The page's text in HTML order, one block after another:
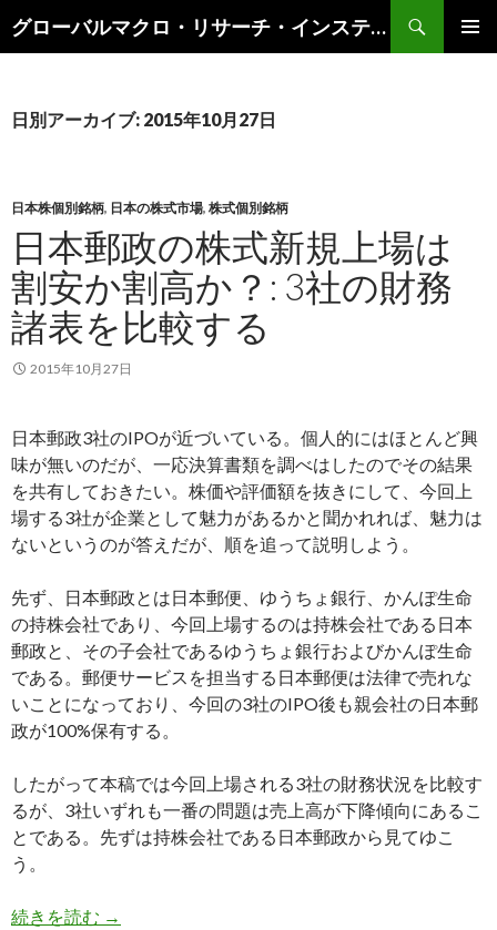
グローバルマクロ・リサーチ・インスティテュート
索
ン
キ
ッ
プ
日別アーカイブ: 2015年10月27日
日本株個別銘柄, 日本の株式市場, 株式個別銘柄
日本郵政の株式新規上場は
割安か割高か？: 3社の財務
諸表を比較する
2015年10月27日
日本郵政3社のIPOが近づいている。個人的にはほとんど興
味が無いのだが、一応決算書類を調べはしたのでその結果
を共有しておきたい。株価や評価額を抜きにして、今回上
場する3社が企業として魅力があるかと聞かれれば、魅力は
ないというのが答えだが、順を追って説明しよう。
先ず、日本郵政とは日本郵便、ゆうちょ銀行、かんぽ生命
の持株会社であり、今回上場するのは持株会社である日本
郵政と、その子会社であるゆうちょ銀行およびかんぽ生命
である。郵便サービスを担当する日本郵便は法律で売れな
いことになっており、今回の3社のIPO後も親会社の日本郵
政が100%保有する。
したがって本稿では今回上場される3社の財務状況を比較す
るが、3社いずれも一番の問題は売上高が下降傾向にあるこ
とである。先ずは持株会社である日本郵政から見てゆこ
う。
続きを読む 日本郵政の株式新規上場は割安か割高か？: 3社
→